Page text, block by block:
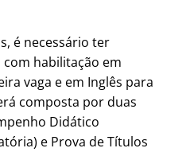
é necessário ter
habilitação em
vaga e em Inglês para
composta por duas
Didático
e Prova de Títulos